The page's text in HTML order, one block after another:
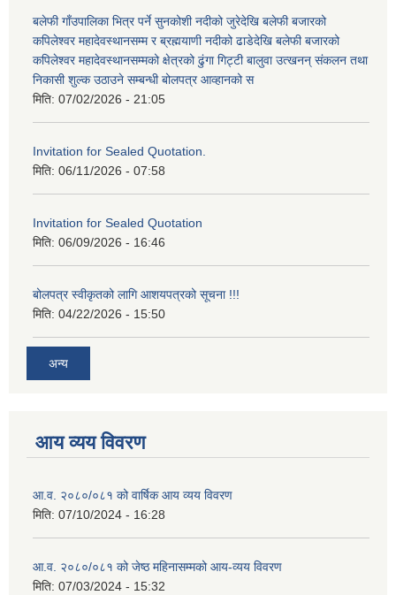
बलेफी गाँउपालिका भित्र पर्ने सुनकोशी नदीको जुरेदेखि बलेफी बजारको
कपिलेश्वर महादेवस्थानसम्म र ब्रह्मयाणी नदीको ढाडेदेखि बलेफी बजारको
कपिलेश्वर महादेवस्थानसम्मको क्षेत्रको ढुंगा गिट्टी बालुवा उत्खनन् संकलन तथा
निकासी शुल्क उठाउने सम्बन्धी बोलपत्र आव्हानको स
मिति: 07/02/2026 - 21:05
Invitation for Sealed Quotation.
मिति: 06/11/2026 - 07:58
Invitation for Sealed Quotation
मिति: 06/09/2026 - 16:46
बोलपत्र स्वीकृतको लागि आशयपत्रको सूचना !!!
मिति: 04/22/2026 - 15:50
अन्य
आय व्यय विवरण
आ.व. २०८०/०८१ को वार्षिक आय व्यय विवरण
मिति: 07/10/2024 - 16:28
आ.व. २०८०/०८१ को जेष्ठ महिनासम्मको आय-व्यय विवरण
मिति: 07/03/2024 - 15:32